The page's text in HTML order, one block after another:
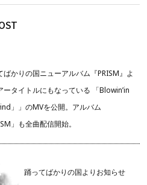
ばかりの国ニューアルバム『PRISM』よ
ータイトルにもなっている 「Blowin’in
」」のMVを公開。アルバム
」も全曲配信開始。
踊ってばかりの国よりお知らせ